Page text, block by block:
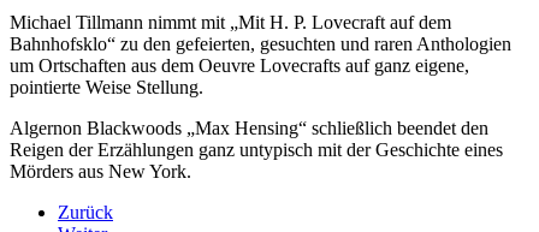
Michael Tillmann nimmt mit „Mit H. P. Lovecraft auf dem
Bahnhofsklo“ zu den gefeierten, gesuchten und raren Anthologien
um Ortschaften aus dem Oeuvre Lovecrafts auf ganz eigene,
pointierte Weise Stellung.
Algernon Blackwoods „Max Hensing“ schließlich beendet den
Reigen der Erzählungen ganz untypisch mit der Geschichte eines
Mörders aus New York.
Zurück